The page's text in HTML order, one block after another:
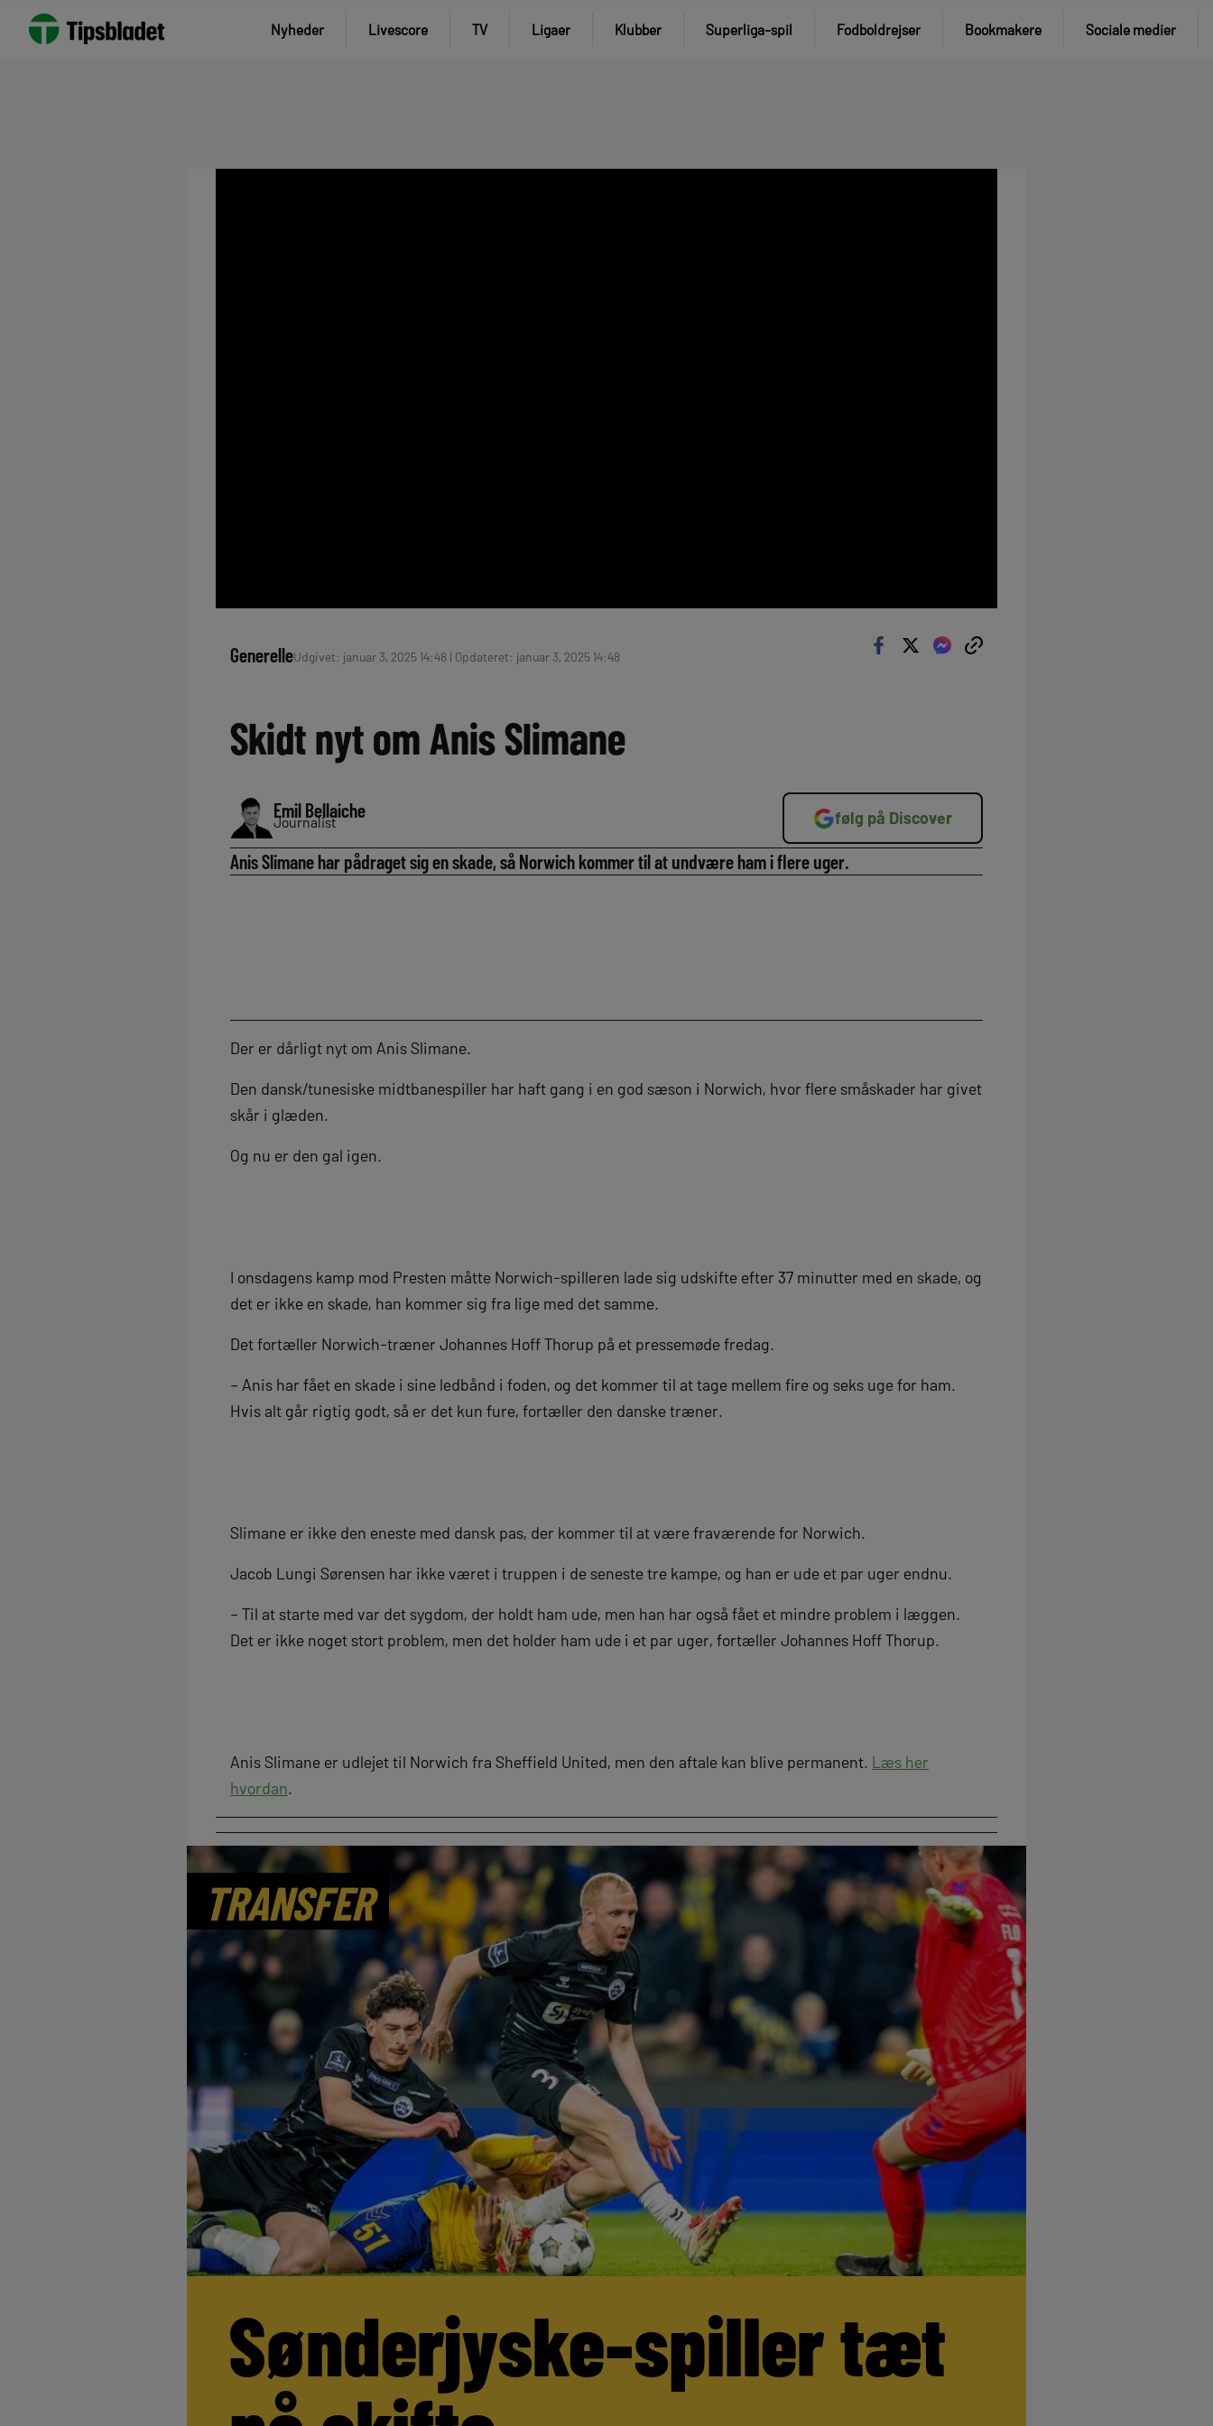
Nyheder Livescore TV Ligaer Klubber Superliga-spil Fodboldrejser Bookmakere Sociale medier
GenerelleUdgivet: januar 3, 2025 14:48 | Opdateret: januar 3, 2025 14:48
Skidt nyt om Anis Slimane
Emil Bellaiche
Journalist følg på Discover
Anis Slimane har pådraget sig en skade, så Norwich kommer til at undvære ham i flere uger.
Der er dårligt nyt om Anis Slimane.
Den dansk/tunesiske midtbanespiller har haft gang i en god sæson i Norwich, hvor flere småskader har givet
skår i glæden.
Og nu er den gal igen.
I onsdagens kamp mod Presten måtte Norwich-spilleren lade sig udskifte efter 37 minutter med en skade, og
det er ikke en skade, han kommer sig fra lige med det samme.
Det fortæller Norwich-træner Johannes Hoff Thorup på et pressemøde fredag.
– Anis har fået en skade i sine ledbånd i foden, og det kommer til at tage mellem fire og seks uge for ham.
Hvis alt går rigtig godt, så er det kun fure, fortæller den danske træner.
Slimane er ikke den eneste med dansk pas, der kommer til at være fraværende for Norwich.
Jacob Lungi Sørensen har ikke været i truppen i de seneste tre kampe, og han er ude et par uger endnu.
– Til at starte med var det sygdom, der holdt ham ude, men han har også fået et mindre problem i læggen.
Det er ikke noget stort problem, men det holder ham ude i et par uger, fortæller Johannes Hoff Thorup.
Anis Slimane er udlejet til Norwich fra Sheffield United, men den aftale kan blive permanent. Læs her
hvordan.
TRANSFER
Sønderjyske-spiller tæt